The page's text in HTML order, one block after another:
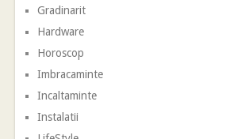
Gradinarit
Hardware
Horoscop
Imbracaminte
Incaltaminte
Instalatii